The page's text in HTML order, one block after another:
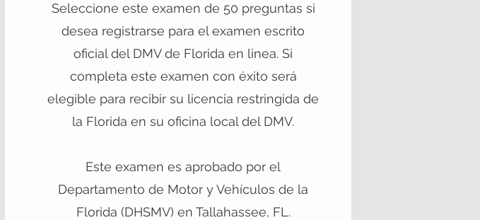
Seleccione este examen de 50 preguntas si
desea registrarse para el examen escrito
oficial del DMV de Florida en linea. Si
completa este examen con éxito será
elegible para recibir su licencia restringida de
la Florida en su oficina local del DMV.
Este examen es aprobado por el
Departamento de Motor y Vehículos de la
Florida (DHSMV) en Tallahassee, FL.